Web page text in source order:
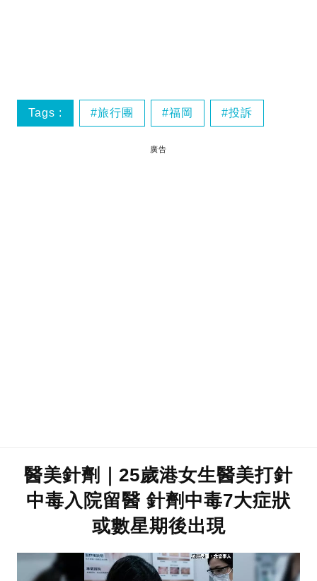
Tags : 旅行團 福岡 投訴
廣告
醫美針劑｜25歲港女生醫美打針
中毒入院留醫 針劑中毒7大症狀
或數星期後出現